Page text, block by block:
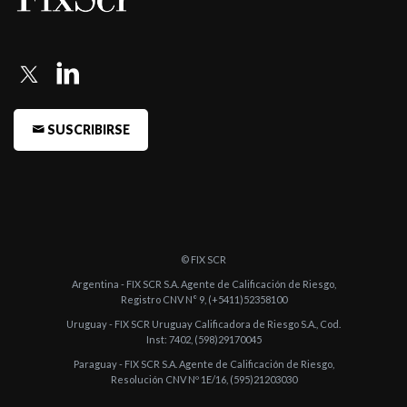
Bank (Urug ...
-FIX confirmó en ‘AAAsf(uy)’ las Notas de Crédito Hipotecarias
-FIX asigna la Calificación de BTG PACTUAL Uruguay S.A. (ex
SUSCRIBIRSE
© FIX SCR
Argentina - FIX SCR S.A. Agente de Calificación de Riesgo,
Registro CNV N° 9, (+5411)52358100
Uruguay - FIX SCR Uruguay Calificadora de Riesgo S.A., Cod.
Inst: 7402, (598)29170045
Paraguay - FIX SCR S.A. Agente de Calificación de Riesgo,
Resolución CNV Nº 1E/16, (595)21203030